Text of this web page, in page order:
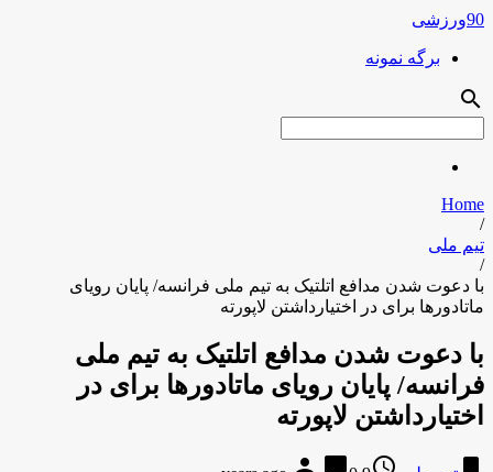
90ورزشی
برگه نمونه
search
Home
/
تیم ملی
/
با دعوت شدن مدافع اتلتیک به تیم ملی فرانسه/ پایان رویای
ماتادورها برای در اختیارداشتن لاپورته
با دعوت شدن مدافع اتلتیک به تیم ملی
فرانسه/ پایان رویای ماتادورها برای در
اختیارداشتن لاپورته
bookmark
access_time
person chat_bubble